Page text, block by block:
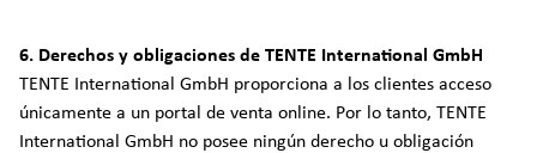
6. Derechos y obligaciones de TENTE International GmbH
TENTE International GmbH proporciona a los clientes acceso
únicamente a un portal de venta online. Por lo tanto, TENTE
International GmbH no posee ningún derecho u obligación